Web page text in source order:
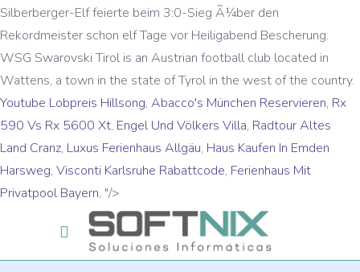
Silberberger-Elf feierte beim 3:0-Sieg Ã¼ber den
Rekordmeister schon elf Tage vor Heiligabend Bescherung.
WSG Swarovski Tirol is an Austrian football club located in
Wattens, a town in the state of Tyrol in the west of the country.
Youtube Lobpreis Hillsong, Abacco's München Reservieren, Rx
590 Vs Rx 5600 Xt, Engel Und Völkers Villa, Radtour Altes
Land Cranz, Luxus Ferienhaus Allgäu, Haus Kaufen In Emden
Harsweg, Visconti Karlsruhe Rabattcode, Ferienhaus Mit
Privatpool Bayern, "/>